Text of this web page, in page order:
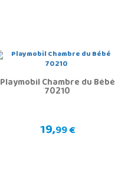
Playmobil Chambre du Bébé
70210
19,99 €